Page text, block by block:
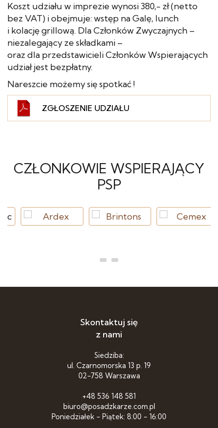
Koszt udziału w imprezie wynosi 380,- zł (netto
bez VAT) i obejmuje: wstęp na Galę, lunch
i kolację grillową. Dla Członków Zwyczajnych –
niezalegający ze składkami –
oraz dla przedstawicieli Członków Wspierających
udział jest bezpłatny.
Nareszcie możemy się spotkać !
ZGŁOSZENIE UDZIAŁU
CZŁONKOWIE WSPIERAJĄCY
PSP
Skontaktuj się
z nami
Siedziba:
ul. Czarnomorska 13 p. 19
02-758 Warszawa
+48 536 148 581
biuro@posadzkarze.com.pl
Poniedziałek - Piątek: 8:00 - 16:00